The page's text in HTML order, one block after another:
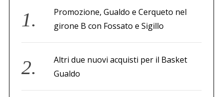
Promozione, Gualdo e Cerqueto nel
girone B con Fossato e Sigillo
Altri due nuovi acquisti per il Basket
Gualdo